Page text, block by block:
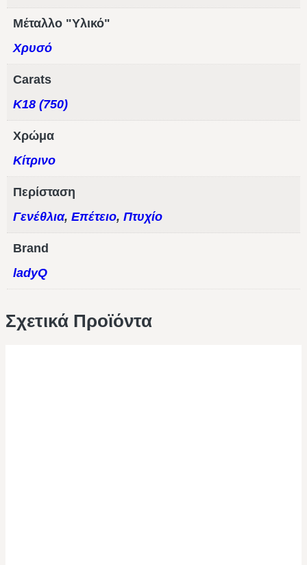
Μέταλλο "Υλικό"
Χρυσό
Carats
Κ18 (750)
Χρώμα
Κίτρινο
Περίσταση
Γενέθλια, Επέτειο, Πτυχίο
Brand
ladyQ
Σχετικά Προϊόντα